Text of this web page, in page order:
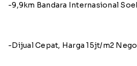
-9,9km Bandara Internasional
-Dijual Cepat, Harga 15jt/m2 Nego